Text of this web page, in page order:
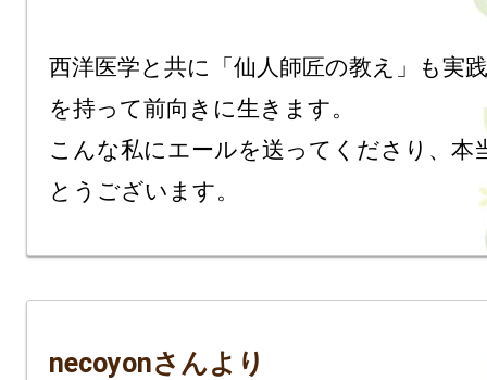
西洋医学と共に「仙人師匠の教え」も実
を持って前向きに生きます。
こんな私にエールを送ってくださり、本
necoyonさんより